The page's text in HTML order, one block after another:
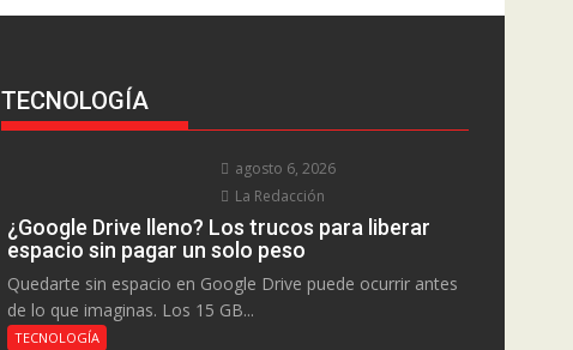
TECNOLOGÍA
agosto 6, 2026
La Redacción
¿Google Drive lleno? Los trucos para liberar
espacio sin pagar un solo peso
Quedarte sin espacio en Google Drive puede ocurrir antes
de lo que imaginas. Los 15 GB...
TECNOLOGÍA